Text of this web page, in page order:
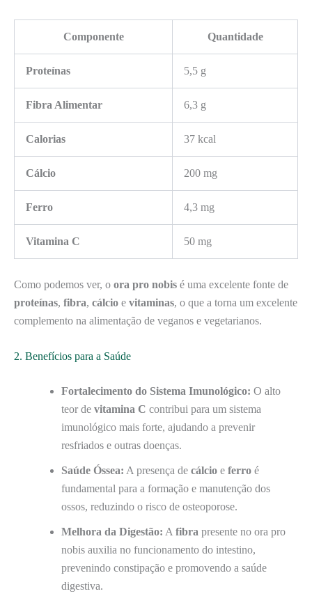
Componente Quantidade
Proteínas 5,5 g
Fibra Alimentar 6,3 g
Calorias 37 kcal
Cálcio 200 mg
Ferro 4,3 mg
Vitamina C 50 mg
Como podemos ver, o ora pro nobis é uma excelente fonte de
proteínas, fibra, cálcio e vitaminas, o que a torna um excelente
complemento na alimentação de veganos e vegetarianos.
2. Benefícios para a Saúde
Fortalecimento do Sistema Imunológico: O alto
teor de vitamina C contribui para um sistema
imunológico mais forte, ajudando a prevenir
resfriados e outras doenças.
Saúde Óssea: A presença de cálcio e ferro é
fundamental para a formação e manutenção dos
ossos, reduzindo o risco de osteoporose.
Melhora da Digestão: A fibra presente no ora pro
nobis auxilia no funcionamento do intestino,
prevenindo constipação e promovendo a saúde
digestiva.